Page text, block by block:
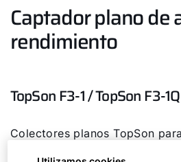
Captador plano de
rendimiento
TopSon F3-1 / TopSon F3-1Q
Colectores planos TopSon